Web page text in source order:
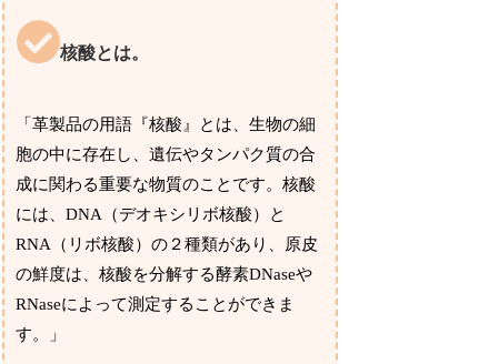
核酸とは。
「革製品の用語『核酸』とは、生物の細
胞の中に存在し、遺伝やタンパク質の合
成に関わる重要な物質のことです。核酸
には、DNA（デオキシリボ核酸）と
RNA（リボ核酸）の２種類があり、原皮
の鮮度は、核酸を分解する酵素DNaseや
RNaseによって測定することができま
す。」